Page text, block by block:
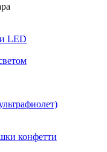
LED
конфетти